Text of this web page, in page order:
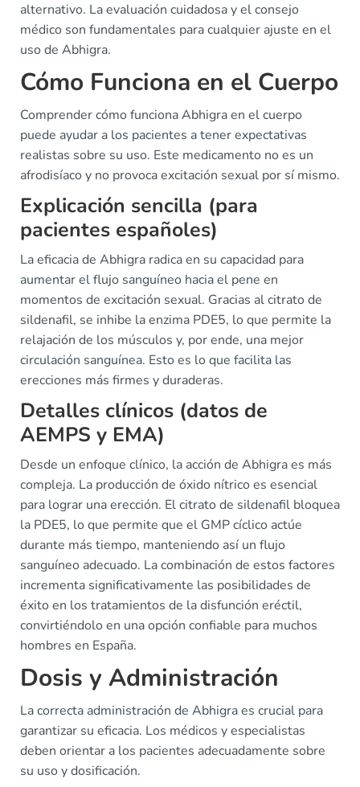
alternativo. La evaluación cuidadosa y el consejo
médico son fundamentales para cualquier ajuste en el
uso de Abhigra.
Cómo Funciona en el Cuerpo
Comprender cómo funciona Abhigra en el cuerpo
puede ayudar a los pacientes a tener expectativas
realistas sobre su uso. Este medicamento no es un
afrodisíaco y no provoca excitación sexual por sí mismo.
Explicación sencilla (para
pacientes españoles)
La eficacia de Abhigra radica en su capacidad para
aumentar el flujo sanguíneo hacia el pene en
momentos de excitación sexual. Gracias al citrato de
sildenafil, se inhibe la enzima PDE5, lo que permite la
relajación de los músculos y, por ende, una mejor
circulación sanguínea. Esto es lo que facilita las
erecciones más firmes y duraderas.
Detalles clínicos (datos de
AEMPS y EMA)
Desde un enfoque clínico, la acción de Abhigra es más
compleja. La producción de óxido nítrico es esencial
para lograr una erección. El citrato de sildenafil bloquea
la PDE5, lo que permite que el GMP cíclico actúe
durante más tiempo, manteniendo así un flujo
sanguíneo adecuado. La combinación de estos factores
incrementa significativamente las posibilidades de
éxito en los tratamientos de la disfunción eréctil,
convirtiéndolo en una opción confiable para muchos
hombres en España.
Dosis y Administración
La correcta administración de Abhigra es crucial para
garantizar su eficacia. Los médicos y especialistas
deben orientar a los pacientes adecuadamente sobre
su uso y dosificación.